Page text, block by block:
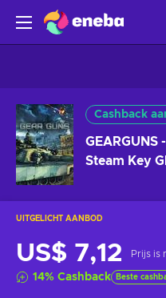
Cashback
GEARGUNS
Steam Key
UITGELICHT AANBOD
US$ 7,12 Prijs is
14% Cashback Beste